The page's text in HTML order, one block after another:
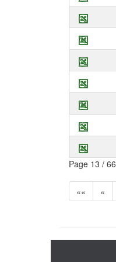
Page 13 / 66
«« «